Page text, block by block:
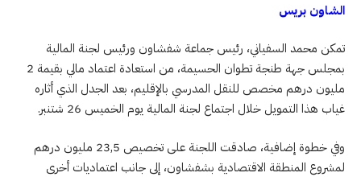
الشاون بريس
تمكن محمد السفياني، رئيس جماعة شفشاون ورئيس لجنة المالية
بمجلس جهة طنجة تطوان الحسيمة، من استعادة اعتماد مالي بقيمة 2
مليون درهم مخصص للنقل المدرسي بالإقليم، بعد الجدل الذي أثاره
غياب هذا التمويل خلال اجتماع لجنة المالية يوم الخميس 26 شتنبر.
وفي خطوة إضافية، صادقت اللجنة على تخصيص 23,5 مليون درهم
لمشروع المنطقة الاقتصادية بشفشاون، إلى جانب اعتماديات أخرى